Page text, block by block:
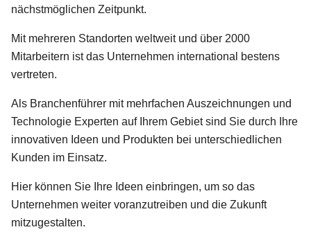
nächstmöglichen Zeitpunkt.
Mit mehreren Standorten weltweit und über 2000
Mitarbeitern ist das Unternehmen international bestens
vertreten.
Als Branchenführer mit mehrfachen Auszeichnungen und
Technologie Experten auf Ihrem Gebiet sind Sie durch Ihre
innovativen Ideen und Produkten bei unterschiedlichen
Kunden im Einsatz.
Hier können Sie Ihre Ideen einbringen, um so das
Unternehmen weiter voranzutreiben und die Zukunft
mitzugestalten.